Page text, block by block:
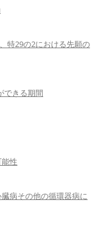
特29の2における先願の
できる期間
性
病その他の循環器病に